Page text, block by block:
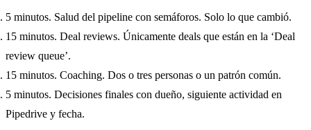
5 minutos. Salud del pipeline con semáforos. Solo lo que cambió.
15 minutos. Deal reviews. Únicamente deals que están en la ‘Deal
review queue’.
15 minutos. Coaching. Dos o tres personas o un patrón común.
5 minutos. Decisiones finales con dueño, siguiente actividad en
Pipedrive y fecha.